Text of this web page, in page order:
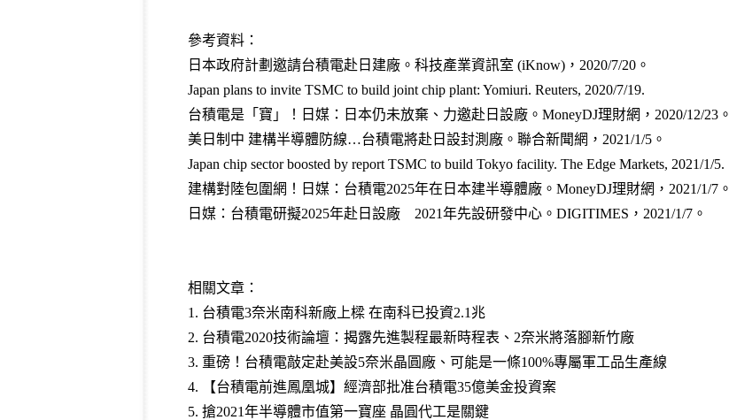
參考資料：
日本政府計劃邀請台積電赴日建廠。科技產業資訊室 (iKnow)，2020/7/20。
Japan plans to invite TSMC to build joint chip plant: Yomiuri. Reuters, 2020/7/19.
台積電是「寶」！日媒：日本仍未放棄、力邀赴日設廠。MoneyDJ理財網，2020/12/23。
美日制中 建構半導體防線…台積電將赴日設封測廠。聯合新聞網，2021/1/5。
Japan chip sector boosted by report TSMC to build Tokyo facility. The Edge Markets, 2021/1/5.
建構對陸包圍網！日媒：台積電2025年在日本建半導體廠 。MoneyDJ理財網， 2021/1/7。
日媒：台積電研擬2025年赴日設廠 2021年先設研發中心。DIGITIMES，2021/1/7。
相關文章：
1. 台積電3奈米南科新廠上樑 在南科已投資2.1兆
2. 台積電2020技術論壇：揭露先進製程最新時程表、2奈米將落腳新竹廠​
3. 重磅！台積電敲定赴美設5奈米晶圓廠、可能是一條100%專屬軍工品生產線​
4.
【台積電前進鳳凰城】經濟部批准台積電35億美金投資案​
5. 搶2021年半導體市值第一寶座 晶圓代工是關鍵​